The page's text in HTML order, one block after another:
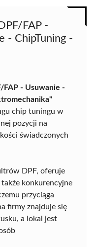
FAP -
- ChipTuning -
FAP - Usuwanie -
chip tuningu w
pozycji na
świadczonych
DPF, oferuje
także konkurencyjne
przyciąga
firmy znajduje się
a lokal jest